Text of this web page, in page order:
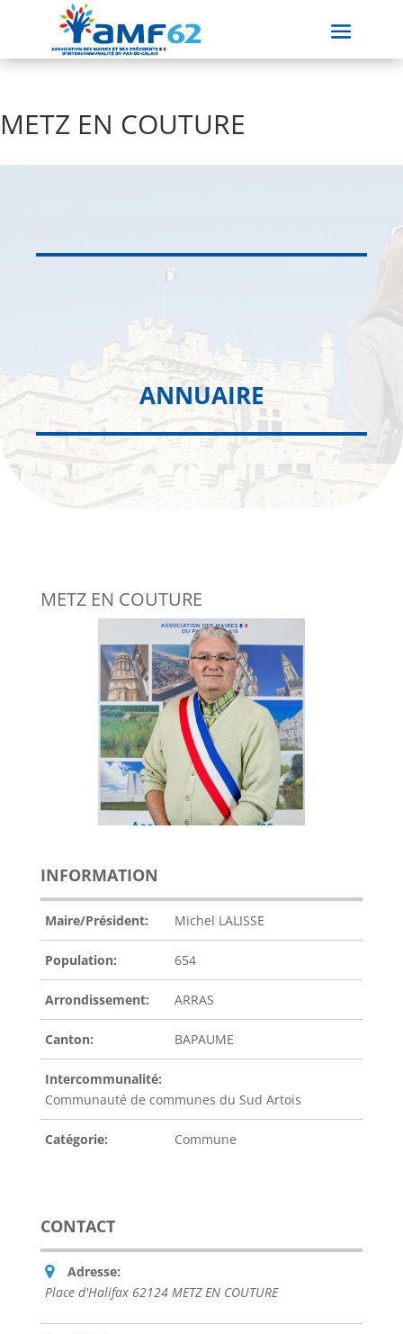
METZ EN COUTURE
ANNUAIRE
METZ EN COUTURE
INFORMATION
Maire/Président: Michel LALISSE
Population: 654
Arrondissement: ARRAS
Canton: BAPAUME
Intercommunalité:
Communauté de communes du Sud Artois
Catégorie: Commune
CONTACT
Adresse:
Place d'Halifax 62124 METZ EN COUTURE